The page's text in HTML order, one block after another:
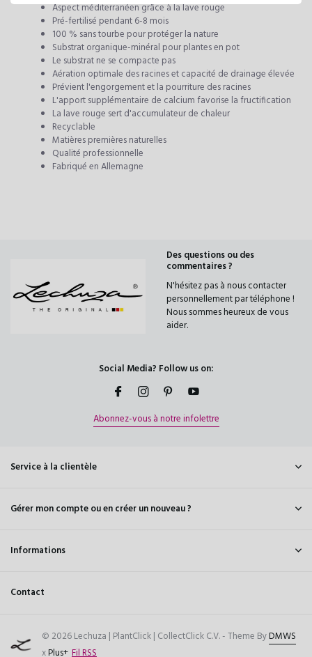
Aspect méditerranéen grâce à la lave rouge
Pré-fertilisé pendant 6-8 mois
100 % sans tourbe pour protéger la nature
Substrat organique-minéral pour plantes en pot
Le substrat ne se compacte pas
Aération optimale des racines et capacité de drainage élevée
Prévient l'engorgement et la pourriture des racines
L'apport supplémentaire de calcium favorise la fructification
La lave rouge sert d'accumulateur de chaleur
Recyclable
Matières premières naturelles
Qualité professionnelle
Fabriqué en Allemagne
Des questions ou des
commentaires ?
N'hésitez pas à nous contacter
personnellement par téléphone !
Nous sommes heureux de vous
aider.
Social Media? Follow us on:
Abonnez-vous à notre infolettre
Service à la clientèle
Gérer mon compte ou en créer un nouveau ?
Informations
Contact
© 2026 Lechuza | PlantClick | CollectClick C.V. - Theme ByDMWS
xPlus+ Fil RSS